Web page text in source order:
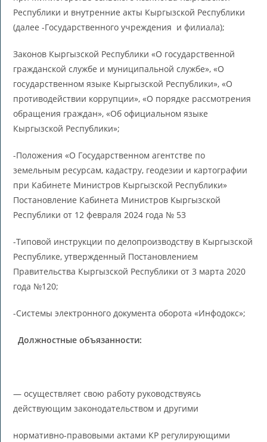
Республики и внутренние акты Кыргызской Республики
(далее -Государственного учреждения и филиала);
Законов Кыргызской Республики «О государственной
гражданской службе и муниципальной службе», «О
государственном языке Кыргызской Республики», «О
противодействии коррупции», «О порядке рассмотрения
обращения граждан», «Об официальном языке
Кыргызской Республики»;
-Положения «О Государственном агентстве по
земельным ресурсам, кадастру, геодезии и картографии
при Кабинете Министров Кыргызской Республики»
Постановление Кабинета Министров Кыргызской
Республики от 12 февраля 2024 года № 53
-Типовой инструкции по делопроизводству в Кыргызской
Республике, утвержденный Постановлением
Правительства Кыргызской Республики от 3 марта 2020
года №120;
-Системы электронного документа оборота «Инфодокс»;
Должностные объязанности:
— осуществляет свою работу руководствуясь
действующим законодательством и другими
нормативно-правовыми актами КР регулирующими